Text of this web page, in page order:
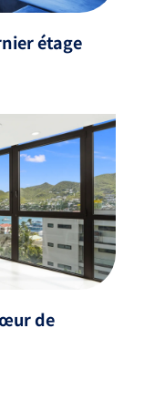
étage
de